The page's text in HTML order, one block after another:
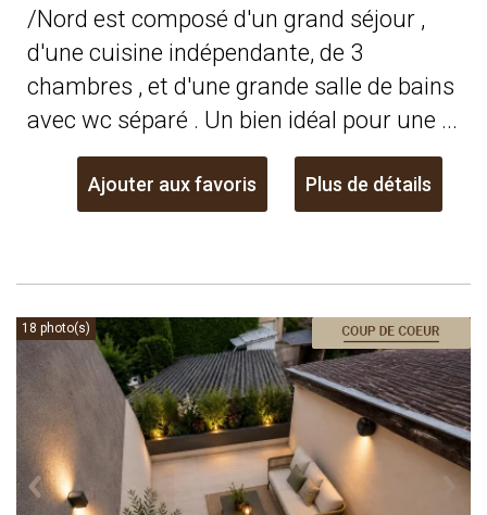
/Nord est composé d'un grand séjour ,
d'une cuisine indépendante, de 3
chambres , et d'une grande salle de bains
avec wc séparé . Un bien idéal pour une ...
Ajouter aux favoris Plus de détails
18 photo(s)